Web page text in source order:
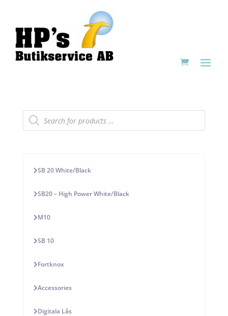
Products
search
SB 20 White/Black
SB20 – High Power White/Black
M10
SB 10
Fortknox
Accessories
Digitala Lås